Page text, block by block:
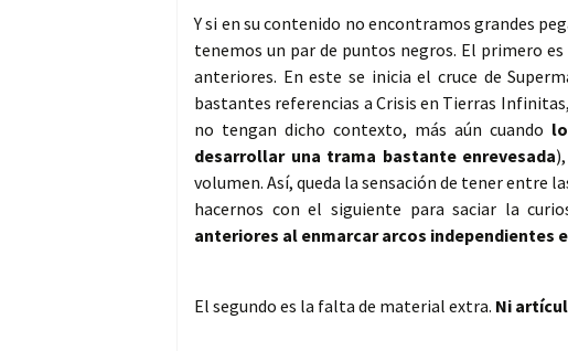
Y si en su contenido no encontramos grandes
tenemos un par de puntos negros. El primero
anteriores. En este se inicia el cruce de
bastantes referencias a Crisis en Tierras
no tengan dicho contexto, más aún cuando
desarrollar una trama bastante enrevesada
volumen. Así, queda la sensación de tener entre
hacernos con el siguiente para saciar la
anteriores al enmarcar arcos independientes
El segundo es la falta de material extra. Ni